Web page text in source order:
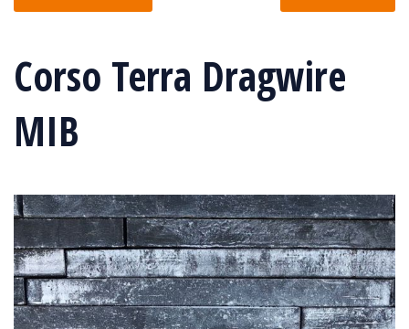
Corso Terra Dragwire
MIB